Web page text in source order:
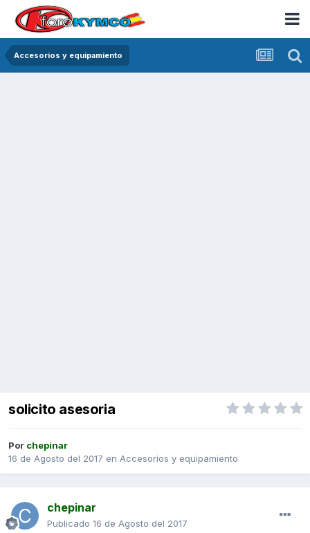
Accesorios y equipamiento
solicito asesoria
Por chepinar
16 de Agosto del 2017 en Accesorios y equipamiento
chepinar
Publicado 16 de Agosto del 2017